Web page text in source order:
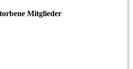
Mitglieder